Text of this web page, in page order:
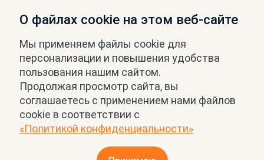
О файлах cookie на этом веб-сайте
Мы применяем файлы cookie для
персонализации и повышения удобства
пользования нашим сайтом.
Продолжая просмотр сайта, вы
соглашаетесь с применением нами файлов
cookie в соответствии с
«Политикой конфиденциальности»